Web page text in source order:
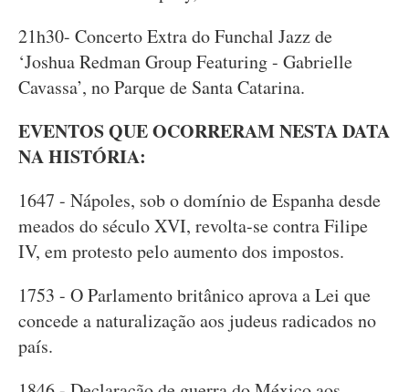
21h30- Concerto Extra do Funchal Jazz de
‘Joshua Redman Group Featuring - Gabrielle
Cavassa’, no Parque de Santa Catarina.
EVENTOS QUE OCORRERAM NESTA DATA
NA HISTÓRIA:
1647 - Nápoles, sob o domínio de Espanha desde
meados do século XVI, revolta-se contra Filipe
IV, em protesto pelo aumento dos impostos.
1753 - O Parlamento britânico aprova a Lei que
concede a naturalização aos judeus radicados no
país.